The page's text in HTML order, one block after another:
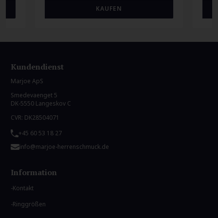
Kundendienst
Marjoe ApS
Smedevaenget 5
DK-5550 Langeskov C
CVR: DK28504071
+45 60 53 18 27
info@marjoe-herrenschmuck.de
Information
Kontakt
Ringgrößen